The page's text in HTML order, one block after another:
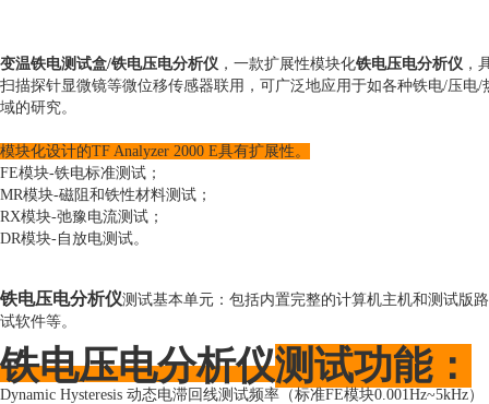
变温铁电测试盒/铁电压电分析仪 ，一款扩展性模块化铁电压电分析仪 ，
扫描探针显微镜等微位移传感器联用，可广泛地应用于如各种铁电/压
域的研究。
模块化设计的TF Analyzer 2000 E具有扩展性。
FE模块-铁电标准测试；
MR模块-磁阻和铁性材料测试；
RX模块-弛豫电流测试；
DR模块-自放电测试。
铁电压电分析仪测试基本单元：包括内置完整的计算机主机和测试版
试软件等。
铁电压电分析仪测试功能：
Dynamic Hysteresis 动态电滞回线测试频率（标准FE模块0.001Hz~5kHz）